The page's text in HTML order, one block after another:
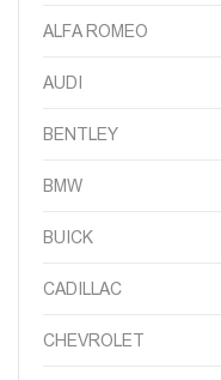
ALFA ROMEO
AUDI
BENTLEY
BMW
BUICK
CADILLAC
CHEVROLET